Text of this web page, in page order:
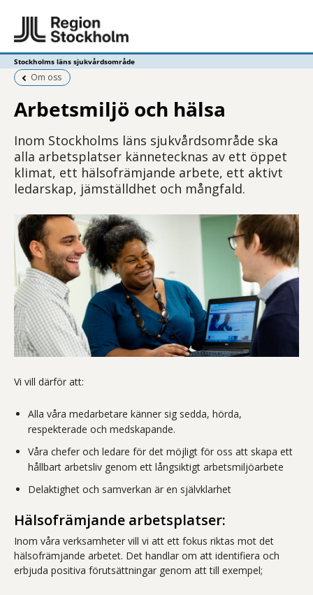
Stockholms läns sjukvårdsområde
Föregående sida:
Om oss
Arbetsmiljö och hälsa
Inom Stockholms läns sjukvårdsområde ska
alla arbetsplatser kännetecknas av ett öppet
klimat, ett hälsofrämjande arbete, ett aktivt
ledarskap, jämställdhet och mångfald.
Vi vill därför att:
Alla våra medarbetare känner sig sedda, hörda,
respekterade och medskapande.
Våra chefer och ledare för det möjligt för oss att skapa ett
hållbart arbetsliv genom ett långsiktigt arbetsmiljöarbete
Delaktighet och samverkan är en självklarhet
Hälsofrämjande arbetsplatser:
Inom våra verksamheter vill vi att ett fokus riktas mot det
hälsofrämjande arbetet. Det handlar om att identifiera och
erbjuda positiva förutsättningar genom att till exempel;